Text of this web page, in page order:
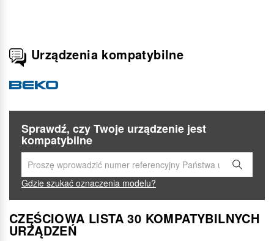
Urządzenia kompatybilne
Sprawdź, czy Twoje urządzenie jest
kompatybilne
Gdzie szukać oznaczenia modelu?
CZĘŚCIOWA LISTA 30 KOMPATYBILNYCH
URZĄDZEŃ